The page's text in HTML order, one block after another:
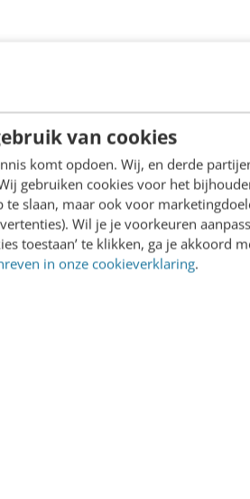
van cookies
komt opdoen. Wij, en derde
gebruiken cookies voor het
slaan, maar ook voor
Wil je je voorkeuren
toestaan’ te klikken, ga je akkoord
in onze cookieverklaring.
bijeenkomst presenteer
analyse, verbeterkansen